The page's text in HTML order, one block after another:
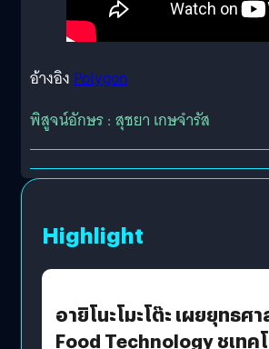
อ้างอิงPolygon
พิสูจน์อักษร : สุชยา เกษจำรัส
Highlight
อายิโนะโมะโต๊ะ เผยยุทธศ
Food Technology ชูเทค